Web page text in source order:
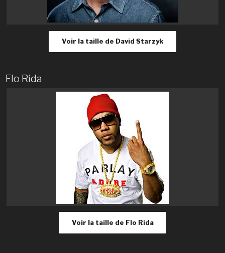
Voir la taille de David Starzyk
Flo Rida
Voir la taille de Flo Rida